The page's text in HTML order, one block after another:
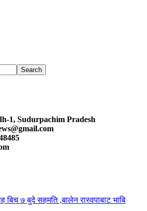
Search
1, Sudurpachim Pradesh